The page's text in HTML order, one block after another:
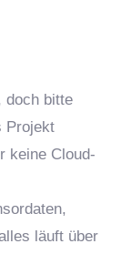
doch bitte
Projekt
keine Cloud-
läuft über